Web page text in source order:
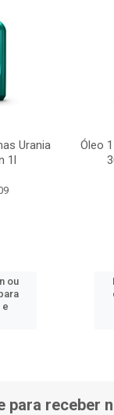
Urania
1l
ou
e
Óleo
para receber